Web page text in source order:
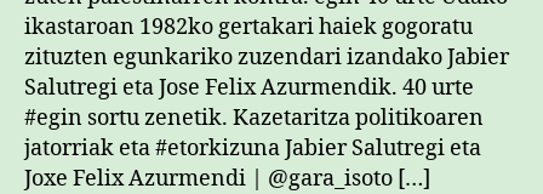
ikastaroan 1982ko gertakari haiek gogoratu
zituzten egunkariko zuzendari izandako Jabier
Salutregi eta Jose Felix Azurmendik. 40 urte
#egin sortu zenetik. Kazetaritza politikoaren
jatorriak eta #etorkizuna Jabier Salutregi eta
Joxe Felix Azurmendi | @gara_isoto […]